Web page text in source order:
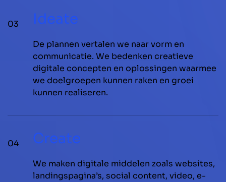
03 Ideate
De plannen vertalen we naar vorm en
communicatie. We bedenken creatieve
digitale concepten en oplossingen waarmee
we doelgroepen kunnen raken en groei
kunnen realiseren.
04 Create
We maken digitale middelen zoals websites,
landingspagina’s, social content, video, e-